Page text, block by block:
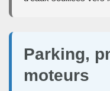
Parking,
moteurs